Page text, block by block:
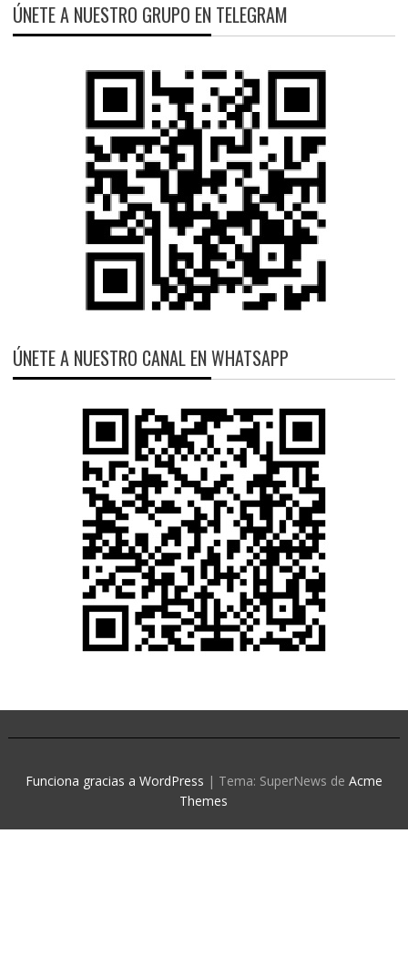
ÚNETE A NUESTRO GRUPO EN TELEGRAM
ÚNETE A NUESTRO CANAL EN WHATSAPP
Funciona gracias a WordPress | Tema: SuperNews de Acme
Themes